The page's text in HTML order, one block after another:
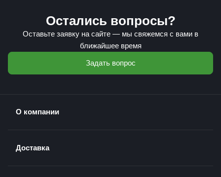
Остались вопросы?
Оставьте заявку на сайте — мы свяжемся с вами в
ближайшее время
Задать вопрос
О компании
Доставка